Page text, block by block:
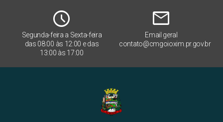
Schedule
Segunda-feira a Sexta-feira
das 08:00 às 12:00 e das
13:00 às 17:00
mail
Email geral
contato@cmgoioxim.pr.gov.br